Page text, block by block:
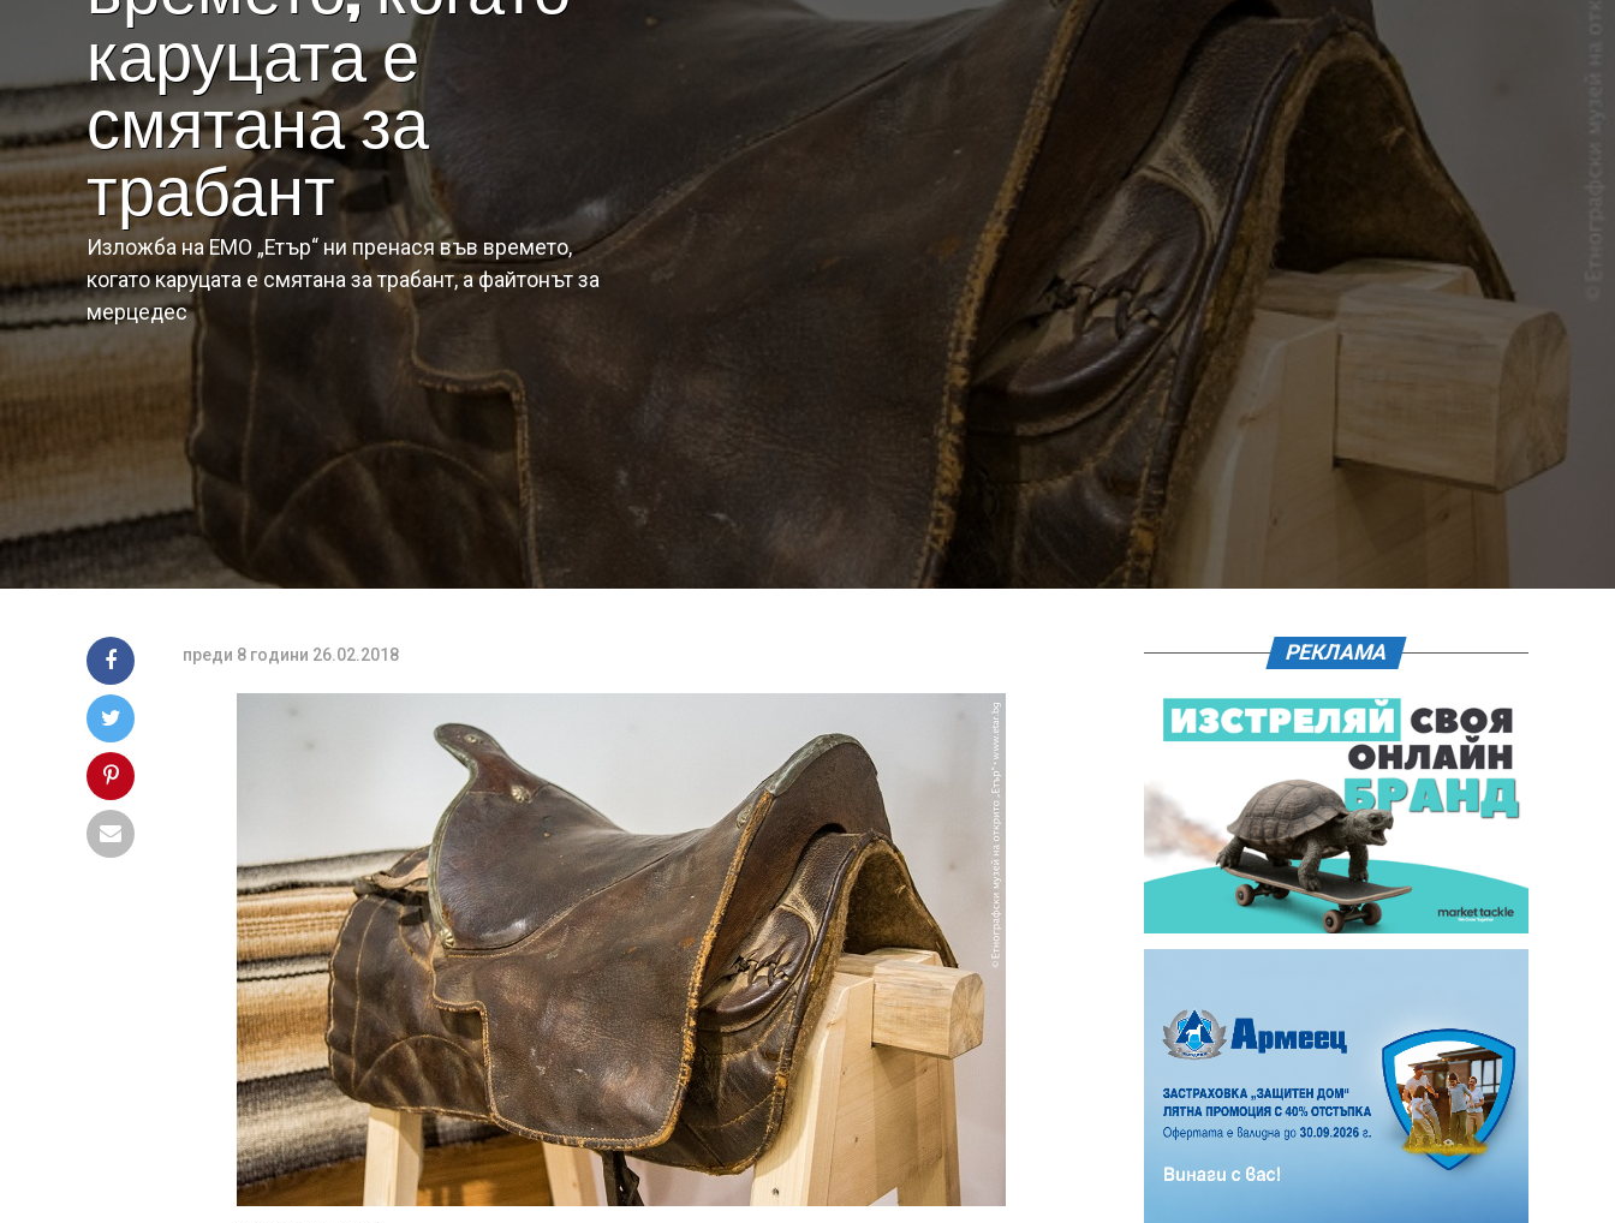
каруцата е
смятана за
трабант
Изложба на ЕМО „Етър“ ни пренася във времето,
когато каруцата е смятана за трабант, а файтонът за
мерцедес
преди 8 години 26.02.2018 РЕКЛАМА